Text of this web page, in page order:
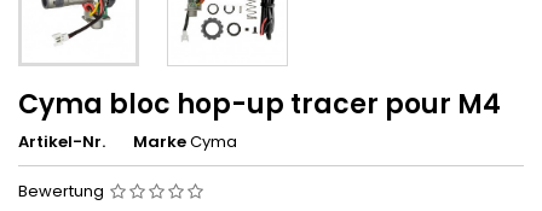
Cyma bloc hop-up tracer pour M4
Artikel-Nr. MarkeCyma
Bewertung